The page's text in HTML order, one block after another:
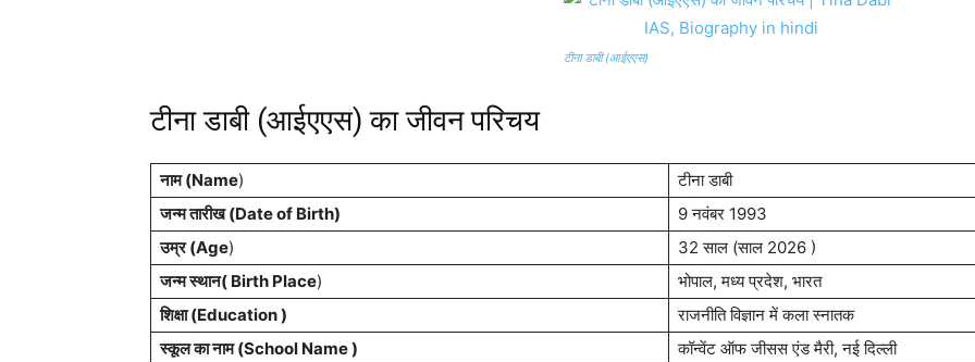
टीना डाबी (आईएएस)
टीना डाबी (आईएएस) का जीवन परिचय
नाम (Name)
टीना डाबी
जन्म तारीख (Date of Birth)
9 नवंबर 1993
उम्र (Age)
32 साल (साल 2026 )
जन्म स्थान( Birth Place)
भोपाल, मध्य प्रदेश, भारत
शिक्षा (Education )
राजनीति विज्ञान में कला स्नातक
स्कूल का नाम (School Name )
कॉन्वेंट ऑफ जीसस एंड मैरी, नई दिल्ली